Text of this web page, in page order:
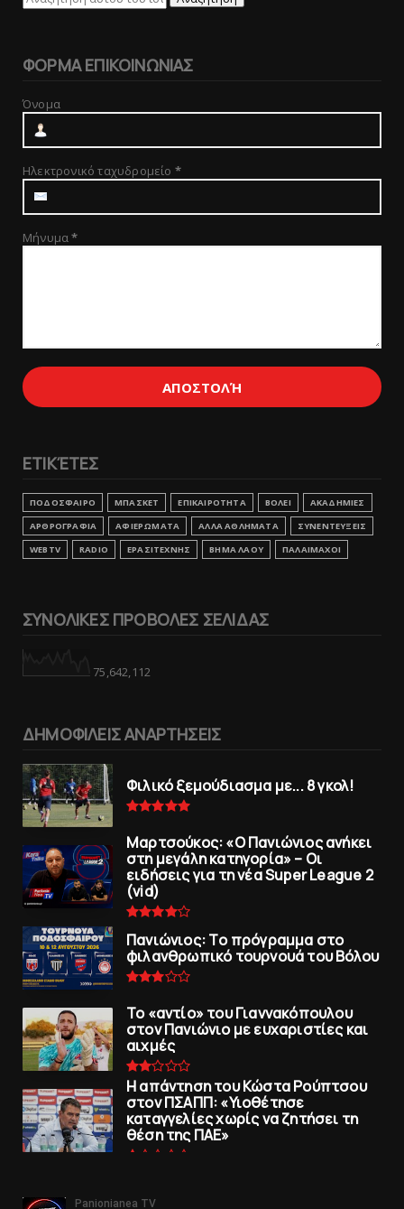
ΦΟΡΜΑ ΕΠΙΚΟΙΝΩΝΙΑΣ
Όνομα
Ηλεκτρονικό ταχυδρομείο *
Μήνυμα*
ΕΤΙΚΈΤΕΣ
ΠΟΔΟΣΦΑΙΡΟ ΜΠΑΣΚΕΤ ΕΠΙΚΑΙΡΟΤΗΤΑ ΒΟΛΕΙ
ΑΚΑΔΗΜΙΕΣ
ΑΡΘΡΟΓΡΑΦΙΑ
ΑΦΙΕΡΩΜΑΤΑ ΑΛΛΑ ΑΘΛΗΜΑΤΑ
ΣΥΝΕΝΤΕΥΞΕΙΣ
WEBTV
RADIO ΕΡΑΣΙΤΕΧΝΗΣ ΒΗΜΑ ΛΑΟΥ ΠΑΛΑΙΜΑΧΟΙ
ΣΥΝΟΛΙΚΕΣ ΠΡΟΒΟΛΕΣ ΣΕΛΙΔΑΣ
75,642,112
ΔΗΜΟΦΙΛΕΙΣ ΑΝΑΡΤΗΣΕΙΣ
Φιλικό ξεμούδιασμα με... 8 γκολ!
Μαρτσούκος: «Ο Πανιώνιος ανήκει
στη μεγάλη κατηγορία» – Οι
ειδήσεις για τη νέα Super League 2
(vid)
Πανιώνιoς: Tο πρόγραμμα στο
φιλανθρωπικό τουρνουά του Bόλου
To «αντίο» του Γιαννακόπουλου
στον Πανιώνιο με ευχαριστίες και
αιχμές
Η απάντηση του Κώστα Ρούπτσου
στον ΠΣΑΠΠ: «Υιοθέτησε
καταγγελίες χωρίς να ζητήσει τη
θέση της ΠAΕ»